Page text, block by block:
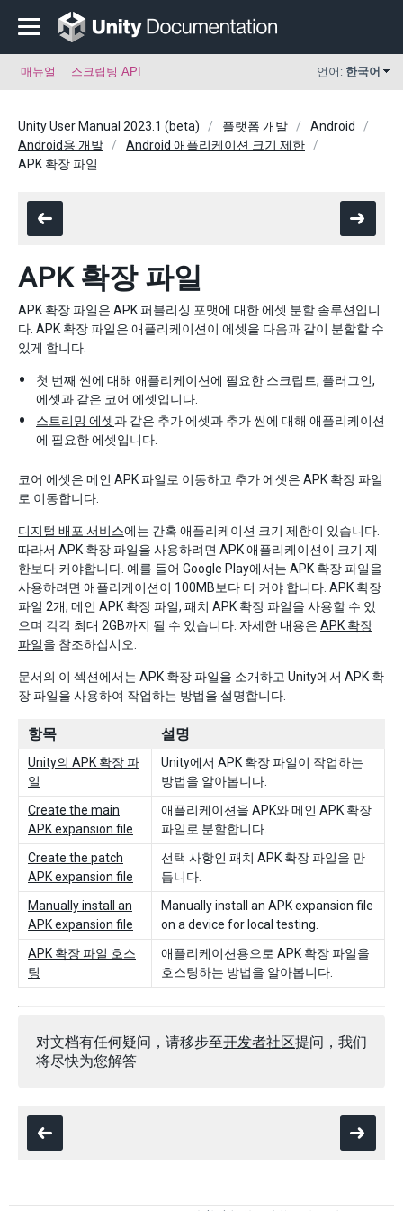
매뉴얼 스크립팅 API 언어: 한국어
Unity User Manual 2023.1 (beta) 플랫폼 개발
Android
Android용 개발
Android 애플리케이션 크기 제한
APK 확장 파일
APK 확장 파일
APK 확장 파일은 APK 퍼블리싱 포맷에 대한 에셋 분할 솔루션입니
다. APK 확장 파일은 애플리케이션이 에셋을 다음과 같이 분할할 수
있게 합니다.
첫 번째 씬에 대해 애플리케이션에 필요한 스크립트, 플러그인,
에셋과 같은 코어 에셋입니다.
스트리밍 에셋과 같은 추가 에셋과 추가 씬에 대해 애플리케이션
에 필요한 에셋입니다.
코어 에셋은 메인 APK 파일로 이동하고 추가 에셋은 APK 확장 파일
로 이동합니다.
디지털 배포 서비스에는 간혹 애플리케이션 크기 제한이 있습니다.
따라서 APK 확장 파일을 사용하려면 APK 애플리케이션이 크기 제
한보다 커야합니다. 예를 들어 Google Play에서는 APK 확장 파일을
사용하려면 애플리케이션이 100MB보다 더 커야 합니다. APK 확장
파일 2개, 메인 APK 확장 파일, 패치 APK 확장 파일을 사용할 수 있
으며 각각 최대 2GB까지 될 수 있습니다. 자세한 내용은 APK 확장
파일을 참조하십시오.
문서의 이 섹션에서는 APK 확장 파일을 소개하고 Unity에서 APK 확
장 파일을 사용하여 작업하는 방법을 설명합니다.
항목 설명
Unity의 APK 확장 파
일
Unity에서 APK 확장 파일이 작업하는
방법을 알아봅니다.
Create the main
APK expansion file
애플리케이션을 APK와 메인 APK 확장
파일로 분할합니다.
Create the patch
APK expansion file
선택 사항인 패치 APK 확장 파일을 만
듭니다.
Manually install an
APK expansion file
Manually install an APK expansion file
on a device for local testing.
APK 확장 파일 호스
팅
애플리케이션용으로 APK 확장 파일을
호스팅하는 방법을 알아봅니다.
对文档有任何疑问，请移步至开发者社区提问，我们
将尽快为您解答